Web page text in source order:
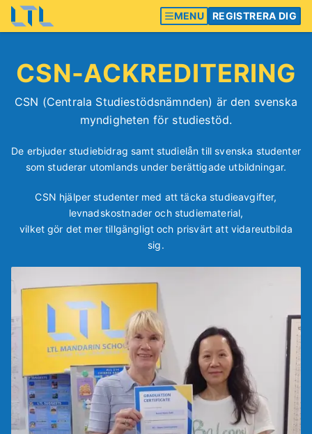
MENU REGISTRERA DIG
CSN-ACKREDITERING
CSN (Centrala Studiestödsnämnden) är den svenska
myndigheten för studiestöd.
De erbjuder studiebidrag samt studielån till svenska studenter
som studerar utomlands under berättigade utbildningar.
CSN hjälper studenter med att täcka studieavgifter,
levnadskostnader och studiematerial,
vilket gör det mer tillgängligt och prisvärt att vidareutbilda
sig.